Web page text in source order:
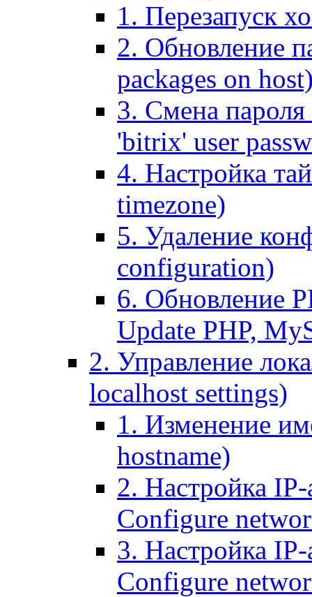
1. Перезапуск
2. Обновление
packages on
3. Смена пароля
'bitrix' user
4. Настройка
timezone)
5. Удаление
configuration)
6. Обновление
Update PHP,
2. Управление
localhost settings)
1. Изменение
hostname)
2. Настройка IP-
Configure
3. Настройка
Configure